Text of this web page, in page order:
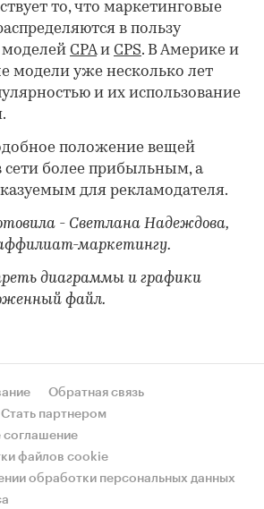
то, что маркетинговые
в пользу
моделей CPAи CPS. В Америке и
модели уже несколько лет
и их использование
положение вещей
сети более прибыльным, а
для рекламодателя.
- Светлана Надеждова,
маркетингу.
диаграммы и графики
файл.
Обратная связь
Стать партнером
соглашение
файлов cookie
обработки персональных данных